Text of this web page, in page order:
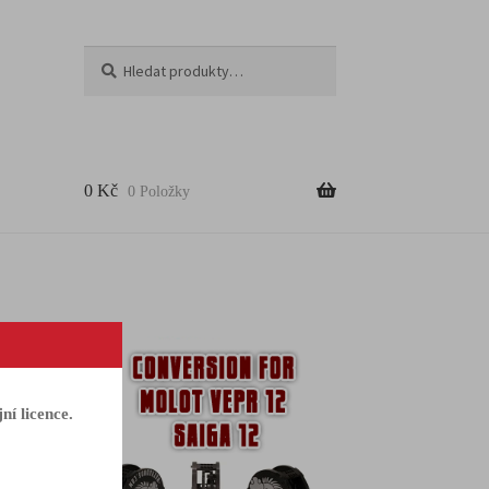
0 Kč 0 Položky
licence.